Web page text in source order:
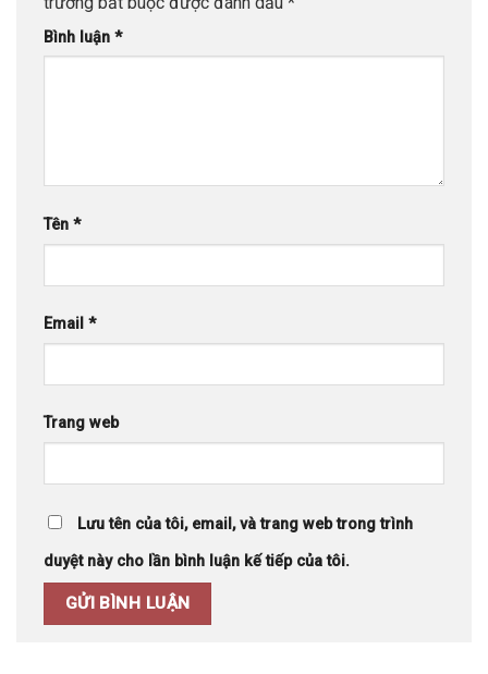
Bình luận *
Tên *
Email *
Trang web
Lưu tên của tôi, email, và trang web trong trình
duyệt này cho lần bình luận kế tiếp của tôi.